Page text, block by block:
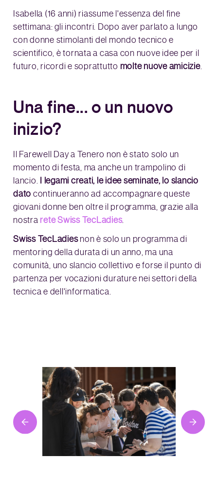
Isabella (16 anni) riassume l'essenza del fine
settimana: gli incontri. Dopo aver parlato a lungo
con donne stimolanti del mondo tecnico e
scientifico, è tornata a casa con nuove idee per il
futuro, ricordi e soprattutto molte nuove amicizie.
Una fine... o un nuovo
inizio?
Il Farewell Day a Tenero non è stato solo un
momento di festa, ma anche un trampolino di
lancio. I legami creati, le idee seminate, lo slancio
dato continueranno ad accompagnare queste
giovani donne ben oltre il programma, grazie alla
nostra rete Swiss TecLadies.
Swiss TecLadiesnon è solo un programma di
mentoring della durata di un anno, ma una
comunità, uno slancio collettivo e forse il punto di
partenza per vocazioni durature nei settori della
tecnica e dell'informatica.